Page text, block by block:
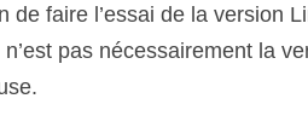
de faire l’essai de la version
pas nécessairement la